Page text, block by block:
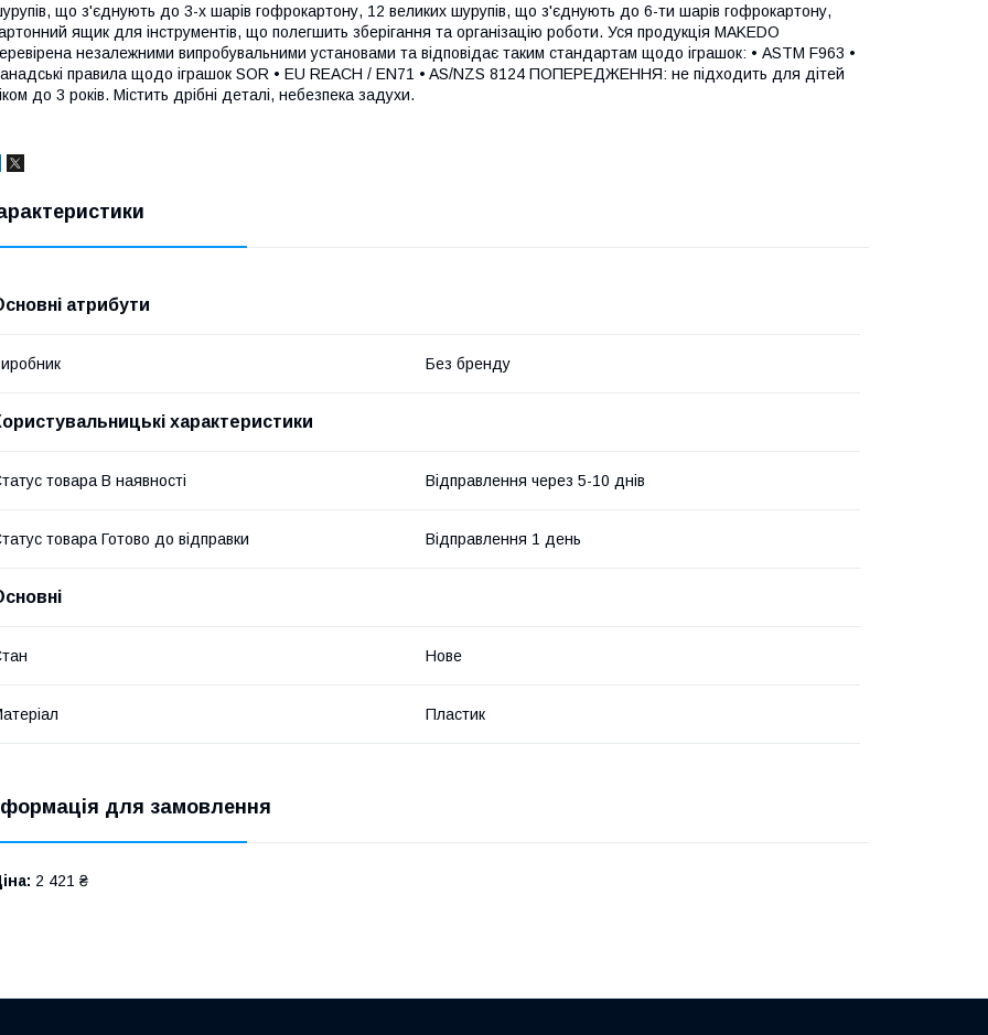
що з'єднують до 3-х шарів гофрокартону, 12 великих шурупів, що з'єднують до 6-ти шарів гофрокартону,
ящик для інструментів, що полегшить зберігання та організацію роботи. Уся продукція MAKEDO
незалежними випробувальними установами та відповідає таким стандартам щодо іграшок: • ASTM F963 •
правила щодо іграшок SOR • EU REACH / EN71 • AS/NZS 8124 ПОПЕРЕДЖЕННЯ: не підходить для дітей
до 3 років. Містить дрібні деталі, небезпека задухи.
атрибути
Без бренду
характеристики
товара В наявності Відправлення через 5-10 днів
товара Готово до відправки Відправлення 1 день
Нове
Пластик
для замовлення
2 421 ₴